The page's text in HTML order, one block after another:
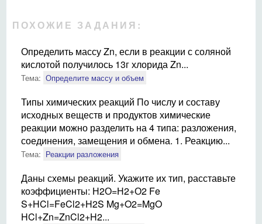
ПОХОЖИЕ ЗАДАНИЯ:
Определить массу Zn, если в реакции с соляной
кислотой получилось 13г хлорида Zn...
Тема: Определите массу и объем
Типы химических реакций По числу и составу
исходных веществ и продуктов химические
реакции можно разделить на 4 типа: разложения,
соединения, замещения и обмена. 1. Реакцию...
Тема: Реакции разложения
Даны схемы реакций. Укажите их тип, расставьте
коэффициенты: Н2О=Н2+О2 Fe
S+HCl=FeCl2+H2S Mg+O2=MgO
HCl+Zn=ZnCl2+H2...